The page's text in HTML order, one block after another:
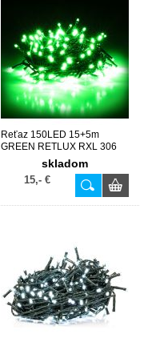
Reťaz 150LED 15+5m
GREEN RETLUX RXL 306
skladom
15,- €